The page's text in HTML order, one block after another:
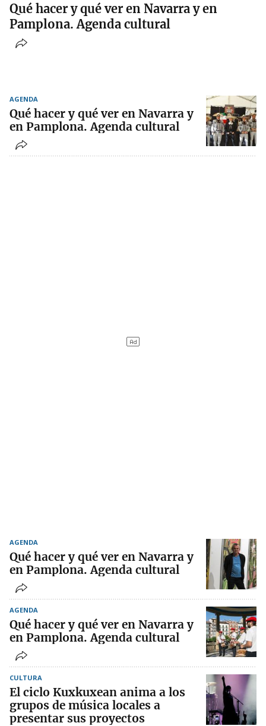
Qué hacer y qué ver en Navarra y en
Pamplona. Agenda cultural
AGENDA
Qué hacer y qué ver en Navarra y
en Pamplona. Agenda cultural
AGENDA
Qué hacer y qué ver en Navarra y
en Pamplona. Agenda cultural
AGENDA
Qué hacer y qué ver en Navarra y
en Pamplona. Agenda cultural
CULTURA
El ciclo Kuxkuxean anima a los
grupos de música locales a
presentar sus proyectos